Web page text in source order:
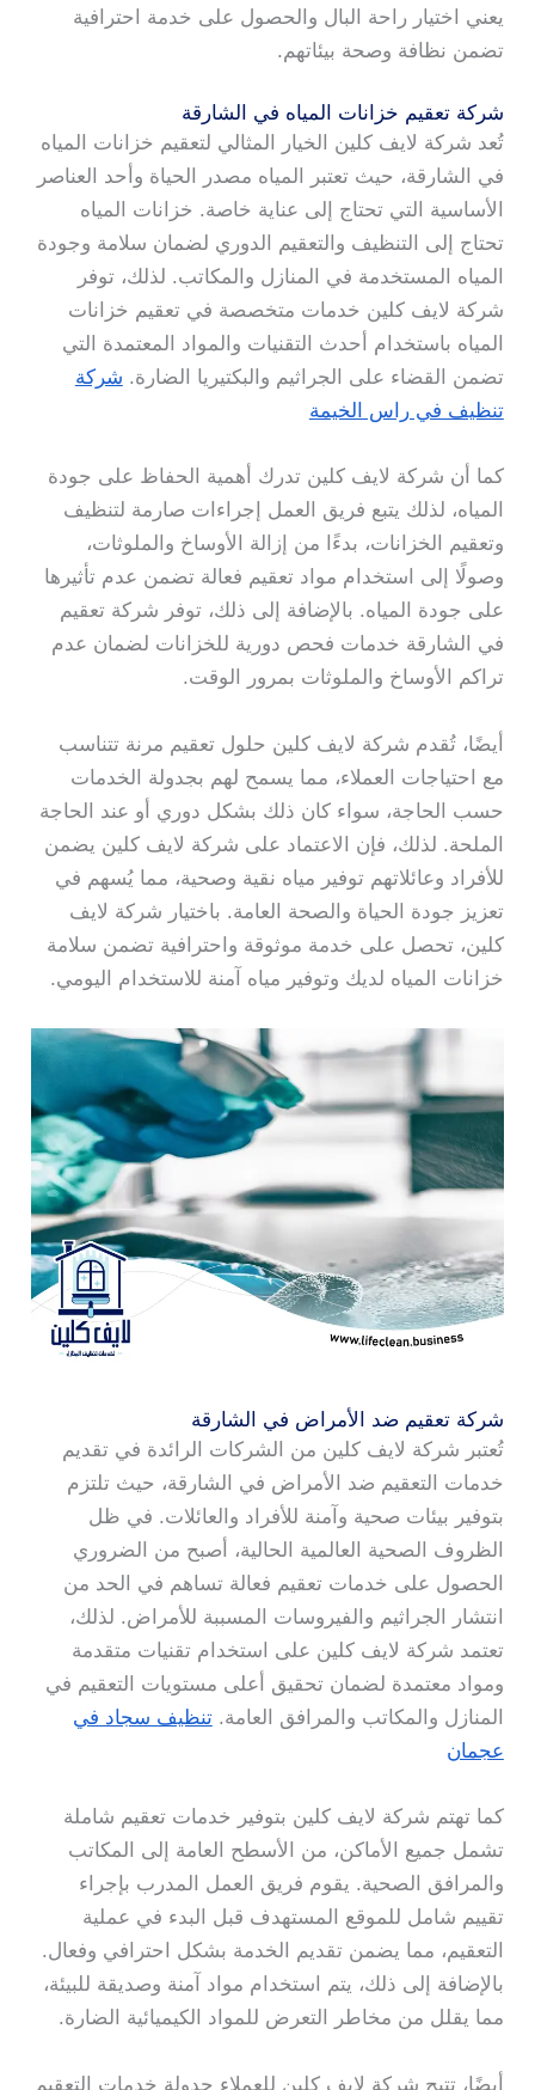
يعني اختيار راحة البال والحصول على خدمة احترافية
تضمن نظافة وصحة بيئاتهم.
شركة تعقيم خزانات المياه في الشارقة
تُعد شركة لايف كلين الخيار المثالي لتعقيم خزانات المياه
في الشارقة، حيث تعتبر المياه مصدر الحياة وأحد العناصر
الأساسية التي تحتاج إلى عناية خاصة. خزانات المياه
تحتاج إلى التنظيف والتعقيم الدوري لضمان سلامة وجودة
المياه المستخدمة في المنازل والمكاتب. لذلك، توفر
شركة لايف كلين خدمات متخصصة في تعقيم خزانات
المياه باستخدام أحدث التقنيات والمواد المعتمدة التي
تضمن القضاء على الجراثيم والبكتيريا الضارة. شركة
تنظيف في راس الخيمة
كما أن شركة لايف كلين تدرك أهمية الحفاظ على جودة
المياه، لذلك يتبع فريق العمل إجراءات صارمة لتنظيف
وتعقيم الخزانات، بدءًا من إزالة الأوساخ والملوثات،
وصولًا إلى استخدام مواد تعقيم فعالة تضمن عدم تأثيرها
على جودة المياه. بالإضافة إلى ذلك، توفر شركة تعقيم
في الشارقة خدمات فحص دورية للخزانات لضمان عدم
تراكم الأوساخ والملوثات بمرور الوقت.
أيضًا، تُقدم شركة لايف كلين حلول تعقيم مرنة تتناسب
مع احتياجات العملاء، مما يسمح لهم بجدولة الخدمات
حسب الحاجة، سواء كان ذلك بشكل دوري أو عند الحاجة
الملحة. لذلك، فإن الاعتماد على شركة لايف كلين يضمن
للأفراد وعائلاتهم توفير مياه نقية وصحية، مما يُسهم في
تعزيز جودة الحياة والصحة العامة. باختيار شركة لايف
كلين، تحصل على خدمة موثوقة واحترافية تضمن سلامة
خزانات المياه لديك وتوفير مياه آمنة للاستخدام اليومي.
شركة تعقيم ضد الأمراض في الشارقة
تُعتبر شركة لايف كلين من الشركات الرائدة في تقديم
خدمات التعقيم ضد الأمراض في الشارقة، حيث تلتزم
بتوفير بيئات صحية وآمنة للأفراد والعائلات. في ظل
الظروف الصحية العالمية الحالية، أصبح من الضروري
الحصول على خدمات تعقيم فعالة تساهم في الحد من
انتشار الجراثيم والفيروسات المسببة للأمراض. لذلك،
تعتمد شركة لايف كلين على استخدام تقنيات متقدمة
ومواد معتمدة لضمان تحقيق أعلى مستويات التعقيم في
المنازل والمكاتب والمرافق العامة.تنظيف سجاد في
عجمان
كما تهتم شركة لايف كلين بتوفير خدمات تعقيم شاملة
تشمل جميع الأماكن، من الأسطح العامة إلى المكاتب
والمرافق الصحية. يقوم فريق العمل المدرب بإجراء
تقييم شامل للموقع المستهدف قبل البدء في عملية
التعقيم، مما يضمن تقديم الخدمة بشكل احترافي وفعال.
بالإضافة إلى ذلك، يتم استخدام مواد آمنة وصديقة للبيئة،
مما يقلل من مخاطر التعرض للمواد الكيميائية الضارة.
أيضًا، تتيح شركة لايف كلين للعملاء جدولة خدمات التعقيم